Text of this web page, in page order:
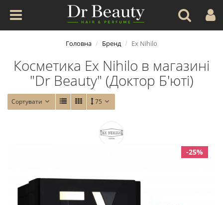
Головна Бренд Ex Nihilo
Косметика Ex Nihilo в магазині
"Dr Beauty" (Доктор Б'юті)
Сортувати 75
-25%